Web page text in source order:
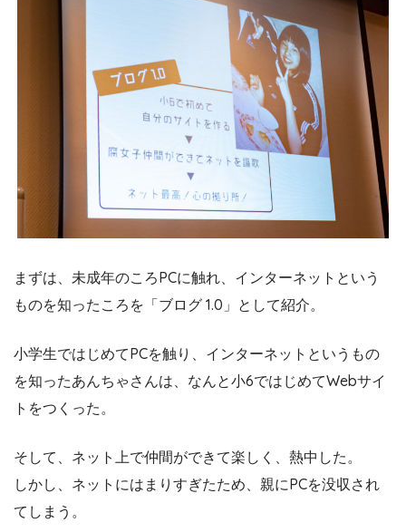
まずは、未成年のころPCに触れ、インターネットという
ものを知ったころを「ブログ 1.0」として紹介。
小学生ではじめてPCを触り、インターネットというもの
を知ったあんちゃさんは、なんと小6ではじめてWebサイ
トをつくった。
そして、ネット上で仲間ができて楽しく、熱中した。
しかし、ネットにはまりすぎたため、親にPCを没収され
てしまう。